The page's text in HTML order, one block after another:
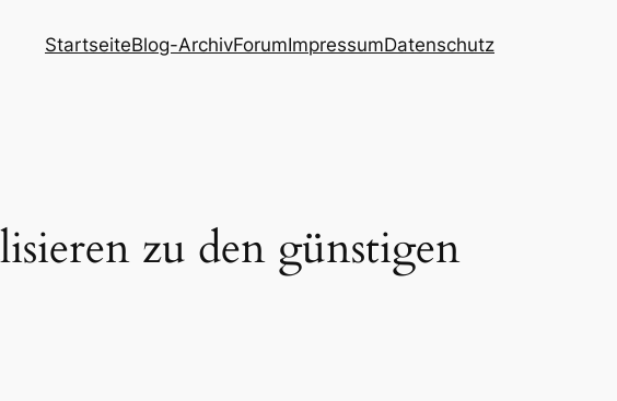
StartseiteBlog-ArchivForumImpressumDatenschutz
zu den günstigen